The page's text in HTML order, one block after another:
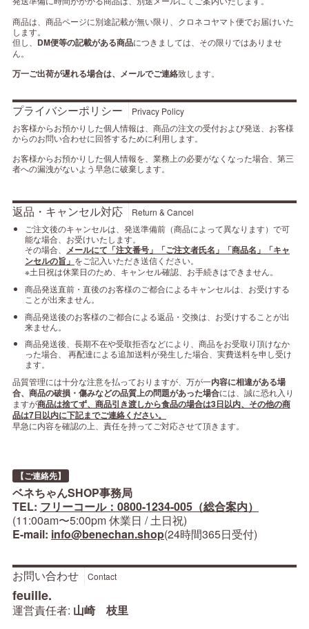
商品は、商品ページに別途記載が無い限り、クロネコヤマト便でお届けいた
します。
但し、 DM便等の記載がある商品につきましては、その限りではありませ
ん。
万一ご出荷が遅れる場合は、メールでご連絡致します。
プライバシーポリシー
Privacy Policy
お客様からお預かりした個人情報は、商品の注文の受付および発送、お客様
からのお問い合わせに回答するために利用します。
お客様からお預かりした個人情報を、業務上の必要がなくなった場合、第三
者への漏洩がないよう早急に破棄します。
返品・キャンセル対応
Return & Cancel
ご注文後のキャンセルは、発送準備前（商品によって異なります）で可
能な場合、お受けいたします。
その場合、 メールにて「注文番号」「ご注文者氏名」「商品名」「キャ
ンセルの旨」 をご記入いただき送信ください。
※土日祝は休業日のため、キャンセル確認、お手続きはできません。
商品発送直前・直後のお客様のご都合によるキャンセルは、お受けする
ことが出来ません。
商品発送後のお客様のご都合による返品・交換は、お受けすることが出
来ません。
商品発送後、長期不在や受取拒否などにより、商品をお受取り頂けなか
った場合、 再配達による追加送料が発生した場合、実費送料を申し受け
ます。
品質管理には十分な注意を払っておりますが、万が一内容に相違がある場
合、商品の破損・傷みなどの品質上の問題があった場合には、誠に恐れ入り
ますが商品は捨てず、商品引き渡しから食品の場合は3日以内、その他の商
品は7日以内に下記までご連絡ください。
早急に内容を確認の上、責任を持ってご対応させて頂きます。
【ご連絡先】
ベネちゃんSHOP事務局
TEL: フリーコール：0800-1234-005（総合案内）
(11:00am〜5:00pm 休業日 / 土日祝)
E-mail: info@benechan.shop(24時間365日受付)
お問い合わせ Contact
feuille.
運営責任者: 山崎 枝里